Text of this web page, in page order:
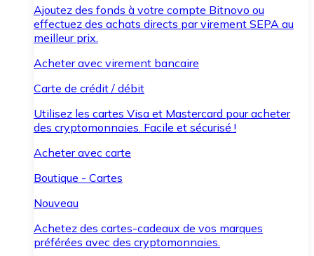
Ajoutez des fonds à votre compte Bitnovo ou
effectuez des achats directs par virement SEPA au
meilleur prix.
Acheter avec virement bancaire
Carte de crédit / débit
Utilisez les cartes Visa et Mastercard pour acheter
des cryptomonnaies. Facile et sécurisé !
Acheter avec carte
Boutique - Cartes
Nouveau
Achetez des cartes-cadeaux de vos marques
préférées avec des cryptomonnaies.